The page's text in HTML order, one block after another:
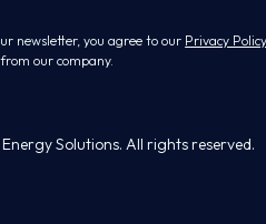
newsletter, you agree to our Privacy Policy
our company.
Solutions. All rights reserved.